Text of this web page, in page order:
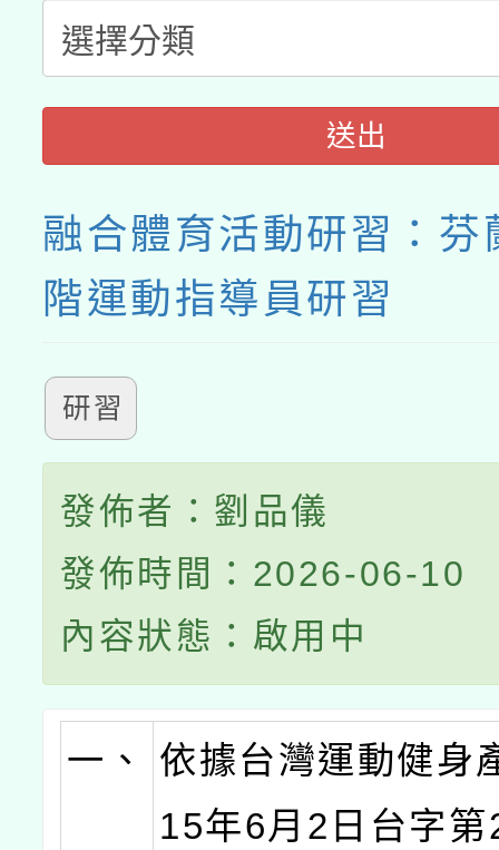
送出
融合體育活動研習：芬
階運動指導員研習
研習
發佈者：劉品儀
發佈時間：2026-06-10
內容狀態：啟用中
一、
依據台灣運動健身
15年6月2日台字